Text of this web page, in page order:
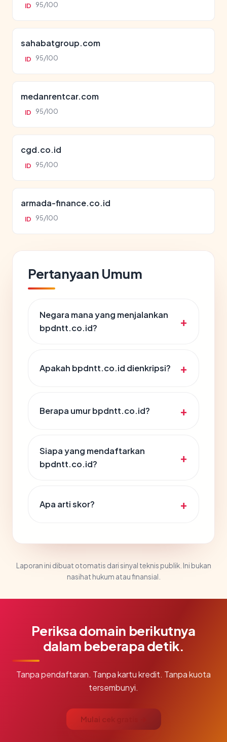
ID 95/100
sahabatgroup.com
ID 95/100
medanrentcar.com
ID 95/100
cgd.co.id
ID 95/100
armada-finance.co.id
ID 95/100
Pertanyaan Umum
Negara mana yang menjalankan
bpdntt.co.id?
Apakah bpdntt.co.id dienkripsi?
Berapa umur bpdntt.co.id?
Siapa yang mendaftarkan
bpdntt.co.id?
Apa arti skor?
Laporan ini dibuat otomatis dari sinyal teknis publik. Ini bukan
nasihat hukum atau finansial.
Periksa domain berikutnya
dalam beberapa detik.
Tanpa pendaftaran. Tanpa kartu kredit. Tanpa kuota
tersembunyi.
Mulai cek gratis →